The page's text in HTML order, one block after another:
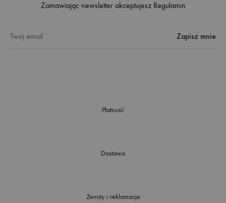
Zamawiając newsletter akceptujesz Regulamin
Płatność
Dostawa
Zwroty i reklamacje